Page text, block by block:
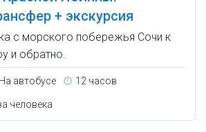
+ экскурсия
с морского побережья Сочи к
и обратно.
На автобусе 12 часов
человека